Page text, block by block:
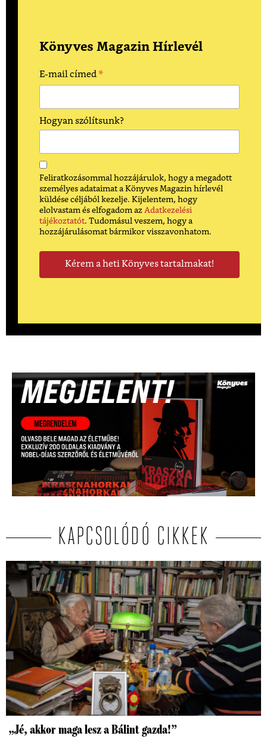
Könyves Magazin Hírlevél
E-mail címed *
Hogyan szólítsunk?
Feliratkozásommal hozzájárulok, hogy a megadott
személyes adataimat a Könyves Magazin hírlevél
küldése céljából kezelje. Kijelentem, hogy
elolvastam és elfogadom az Adatkezelési
tájékoztatót. Tudomásul veszem, hogy a
hozzájárulásomat bármikor visszavonhatom.
KAPCSOLÓDÓ CIKKEK
„Jé, akkor maga lesz a Bálint gazda!”